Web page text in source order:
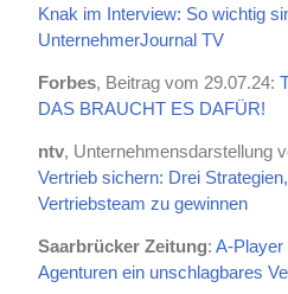
Knak im Interview: So wichtig
UnternehmerJournal TV
Forbes, Beitrag vom 29.07.24:
DAS BRAUCHT ES DAFÜR!
ntv, Unternehmensdarstellung
Vertrieb sichern: Drei
Vertriebsteam zu gewinnen
Saarbrücker Zeitung: A-Player
Agenturen ein unschlagbares